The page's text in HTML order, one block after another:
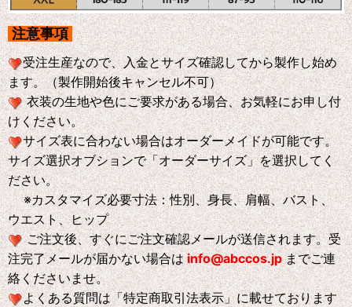
注意事項
受注生産なので、入金とサイズ確認してから製作し始め
ます。（製作開始後キャンセル不可）
衣装の生地や色にご要求がある場合、お気軽にお申し付
けください。
サイズ表に合わない場合はオーダーメイドが可能です。
サイズ選択オブションで「オーダーサイズ」を選択してく
ださい。
※カスタマイズ必要寸法：性別、身長、肩幅、バスト、
ウエスト、ヒップ
ご注文後、すぐにご注文確認メールが送信されます。受
注完了メールが届かない場合はinfo@abccos.jp までご連
絡くださいませ。
よくある質問は「特定商取引法表示」に載せております